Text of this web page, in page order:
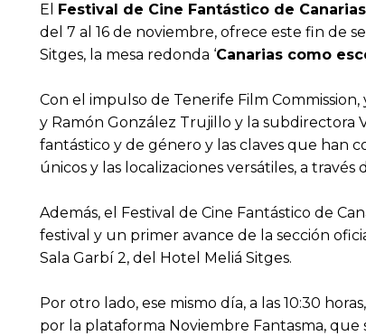
El Festival de Cine Fantástico de
del 7 al 16 de noviembre, ofrece este fin de
Sitges, la mesa redonda ‘Canarias como
Con el impulso de Tenerife Film
y Ramón González Trujillo y la subdirectora
fantástico y de género y las claves que han
únicos y las localizaciones versátiles, a
Además, el Festival de Cine Fantástico de
festival y un primer avance de la sección
Sala Garbí 2, del Hotel Meliá Sitges.
Por otro lado, ese mismo día, a las 10:30
por la plataforma Noviembre Fantasma, que